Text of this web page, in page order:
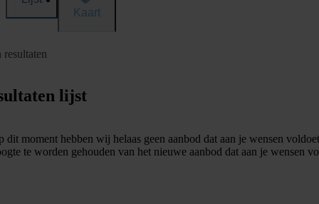
Kaart
resultaten
lijst
dit moment hebben wij helaas geen aanbod dat aan je wensen
te worden gehouden van het nieuwe aanbod dat aan je wensen